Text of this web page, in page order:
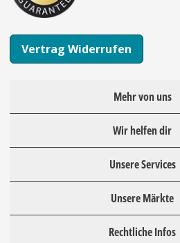
Vertrag Widerrufen
Mehr von uns
Wir helfen dir
Unsere Services
Unsere Märkte
Rechtliche Infos